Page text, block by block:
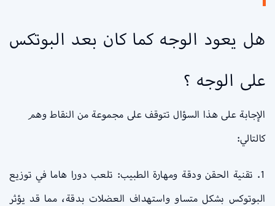
هل يعود الوجه كما كان بعد البوتكس
على الوجه ؟
الإجابة على هذا السؤال تتوقف على مجموعة من النقاط وهم
كالتالي:
1. تقنية الحقن ودقة ومهارة الطبيب: تلعب دورا هاما في توزيع
البوتوكس بشكل متساو واستهداف العضلات بدقة، مما قد يؤثر